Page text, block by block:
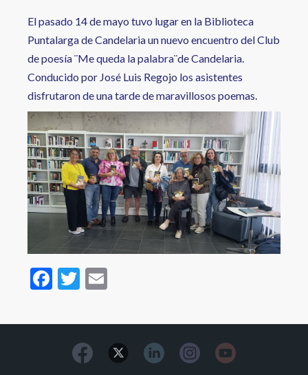
El pasado 14 de mayo tuvo lugar en la Biblioteca
Puntalarga de Candelaria un nuevo encuentro del Club
de poesía ¨Me queda la palabra¨de Candelaria.
Conducido por José Luis Regojo los asistentes
disfrutaron de una tarde de maravillosos poemas.
F
ac
e
T
w
itt
er
ai
l